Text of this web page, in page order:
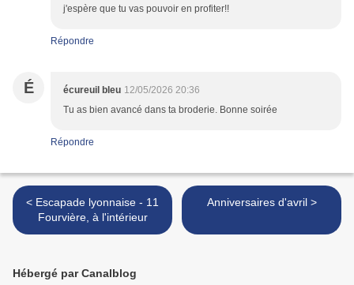
j'espère que tu vas pouvoir en profiter!!
Répondre
É écureuil bleu 12/05/2026 20:36
Tu as bien avancé dans ta broderie. Bonne soirée
Répondre
< Escapade lyonnaise - 11
Fourvière, à l'intérieur
Anniversaires d'avril >
Hébergé par Canalblog